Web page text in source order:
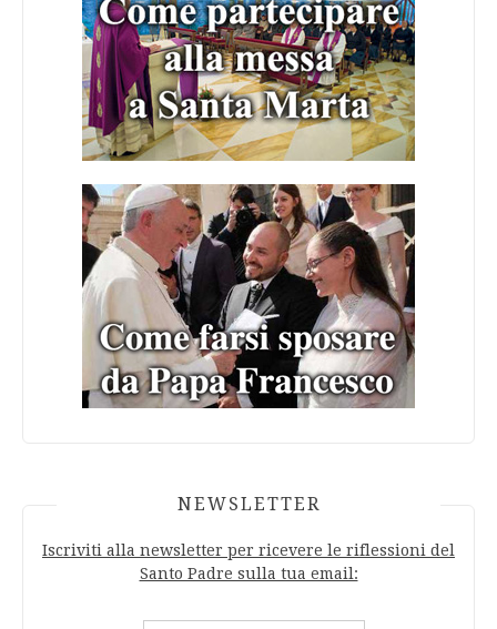
NEWSLETTER
Iscriviti alla newsletter per ricevere le riflessioni del
Santo Padre sulla tua email: